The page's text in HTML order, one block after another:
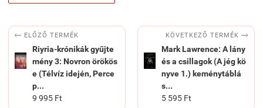
 ELŐZŐ TERMÉK
Riyria-krónikák gyűjte
mény 3: Novron örökös
e (Télvíz idején, Perce
p...
9 995 Ft
KÖVETKEZŐ TERMÉK 
Mark Lawrence: A lány
és a csillagok (A jég kö
nyve 1.) keménytáblá
s...
5 595 Ft